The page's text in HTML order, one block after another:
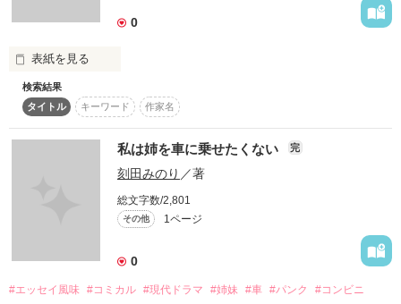
タイトル
あらすじ
0
表紙を見る
余命わずかな祖母と16歳の孫との友情とイタズラと復讐。遺産
相続で狂う両親や身内を冷淡に見守る二人のお話。実話プラス
フィクション。
検索結果
タイトル
キーワード 作家名
私は姉を車に乗せたくない 完
刻田みのり ／著
総文字数/2,801
その他 1ページ
0
#エッセイ風味 #コミカル #現代ドラマ #姉妹 #車 #パンク
#コンビニ